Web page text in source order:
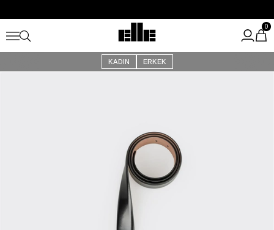
Kargo Ücretsiz!
KADIN ERKEK
0